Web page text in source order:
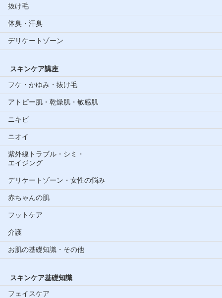
抜け毛
体臭・汗臭
デリケートゾーン
スキンケア講座
フケ・かゆみ・抜け毛
アトピー肌・乾燥肌・敏感肌
ニキビ
ニオイ
紫外線トラブル・シミ・
エイジング
デリケートゾーン・女性の悩み
赤ちゃんの肌
フットケア
介護
お肌の基礎知識・その他
スキンケア基礎知識
フェイスケア